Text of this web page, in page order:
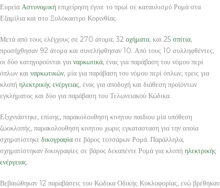
Ευρεία Αστυνομική επιχείρηση έγινε το πρωί σε καταυλισμό Ρομά στα
Εξαμίλια και στο Ξυλόκαστρο Κορινθίας.
Μετά από τους ελέγχους σε 270 άτομα, 32 οχήματα, και 25 σπίτια,
προσήχθησαν 92 άτομα και συνελήφθησαν 10. Από τους 10 συλληφθέντες,
οι δύο κατηγορούνται για ναρκωτικά, ένας για παράβαση του νόμου περί
όπλων και ναρκωτικών, μία για παράβαση του νόμου περί όπλων, τρεις για
κλοπή ηλεκτρικής ενέργειας, ένας για αποδοχή και διάθεση προϊόντων
εγκλήματος και δύο για παράβαση του Τελωνειακού Κώδικα.
Εξιχνιάστηκε, επίσης, παρακολουθηση κινητου παιδιου μία υπόθεση
ζωοκλοπής, παρακολουθηση κινητου χωρις εγκατασταση για την οποία
σχηματίστηκε δικογραφία σε βάρος τεσσάρων Ρομά. Παράλληλα,
σχηματίστηκαν δικογραφίες σε βάρος δεκαπέντε Ρομά για κλοπή ηλεκτρικής
ενέργειας.
Βεβαιώθηκαν 12 παραβάσεις του Κώδικα Οδικής Κυκλοφορίας, ενώ βρέθηκαν